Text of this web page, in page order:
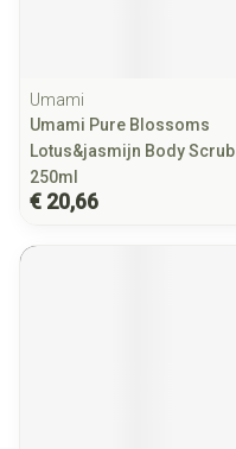
Umami
Umami Pure Blossoms
Lotus&jasmijn Body Scrub
250ml
€ 20,66